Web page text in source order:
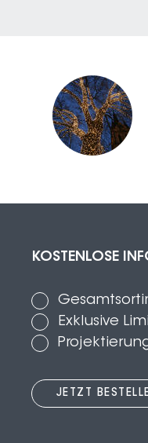
KOSTENLOSE
Exklusive
JETZT